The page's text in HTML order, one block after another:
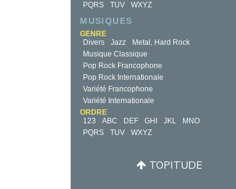
PQRS
TUV WXYZ
MUSIQUES
GENRE
Divers
Jazz
Metal, Hard Rock
Musique Classique
Pop Rock Francophone
Pop Rock Internationale
Variété Francophone
Variété Internationale
ORDRE
123
ABC DEF GHI JKL
MNO
PQRS
TUV WXYZ
TOPITUDE